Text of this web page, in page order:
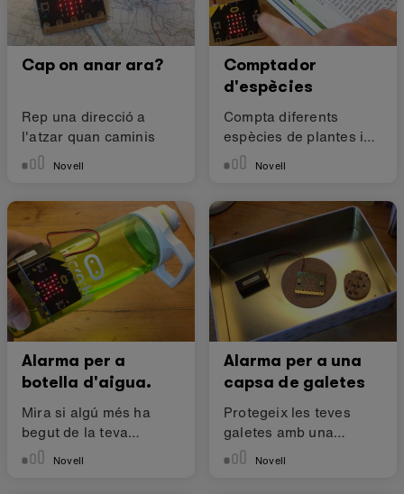
Cap on anar ara?
Rep una direcció a
l'atzar quan caminis
Novell
Comptador
d'espècies
Compta diferents
espècies de plantes i
animals.Novell
Alarma per a
botella d'aigua.
Mira si algú més ha
begut de la teva
botella.Novell
Alarma per a una
capsa de galetes
Protegeix les teves
galetes amb una
alarma de sensor de
llum.
Novell